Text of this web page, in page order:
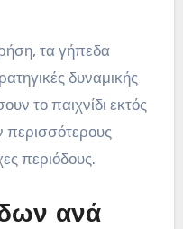
τα γήπεδα
δυναμικής
το παιχνίδι εκτός
περισσότερους
περιόδους.
ανά